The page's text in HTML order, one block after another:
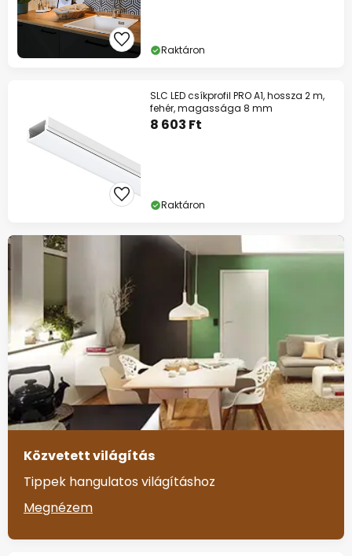
Raktáron
SLC LED csíkprofil PRO A1, hossza 2 m,
fehér, magassága 8 mm
8 603 Ft
Raktáron
Közvetett világítás
Tippek hangulatos világításhoz
Megnézem